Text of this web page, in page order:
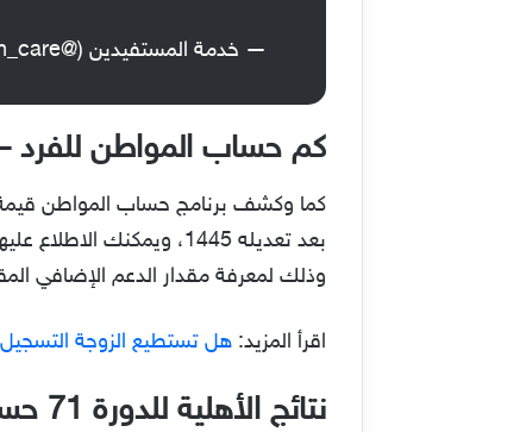
— خدمة المستفيدين (@Citizen_care)
كم حساب المواطن
بعد تعديله 1445، ويمكنك الاطلاع عليها عن طريق الرابط
وذلك لمعرفة مقدار الدعم الإضافي
اقرأ المزيد: هل تستطيع الزوجة
نتائج الأهلية للدورة 71 حساب المواطن شهر اكتوبر 2023 وطريقة الاستعلام عنها إلكترونياً